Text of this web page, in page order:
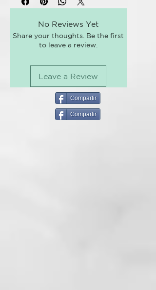
UN CABELLO QUE DICE QUIÉN
El spray sin aclarado ideal para
revitalizar todo tipo de cabello y
envolvente.
Además, proporciona al cabello
los siguientes beneficios:
Protección térmica hasta 220 °C*
No Reviews Yet
Share your thoughts. Be the first
to leave a review.
Leave a Review
Compartir
Compartir